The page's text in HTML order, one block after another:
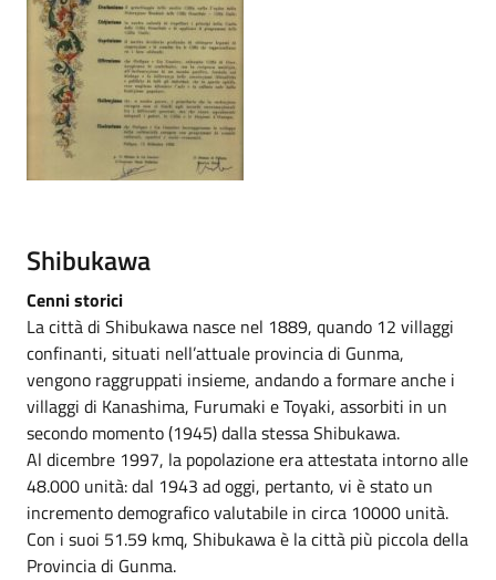
Shibukawa
Cenni storici
La città di Shibukawa nasce nel 1889, quando 12 villaggi
confinanti, situati nell’attuale provincia di Gunma,
vengono raggruppati insieme, andando a formare anche i
villaggi di Kanashima, Furumaki e Toyaki, assorbiti in un
secondo momento (1945) dalla stessa Shibukawa.
Al dicembre 1997, la popolazione era attestata intorno alle
48.000 unità: dal 1943 ad oggi, pertanto, vi è stato un
incremento demografico valutabile in circa 10000 unità.
Con i suoi 51.59 kmq, Shibukawa è la città più piccola della
Provincia di Gunma.